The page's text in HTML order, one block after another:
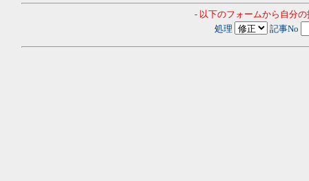
- 以下のフォームから自分
処理
記事No